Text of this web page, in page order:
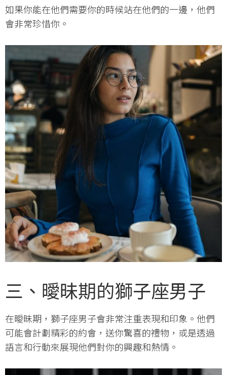
如果你能在他們需要你的時候站在他們的一邊，他們
會非常珍惜你。
三、曖昧期的獅子座男子
在曖昧期，獅子座男子會非常注重表現和印象。他們
可能會計劃精彩的約會，送你驚喜的禮物，或是透過
語言和行動來展現他們對你的興趣和熱情。